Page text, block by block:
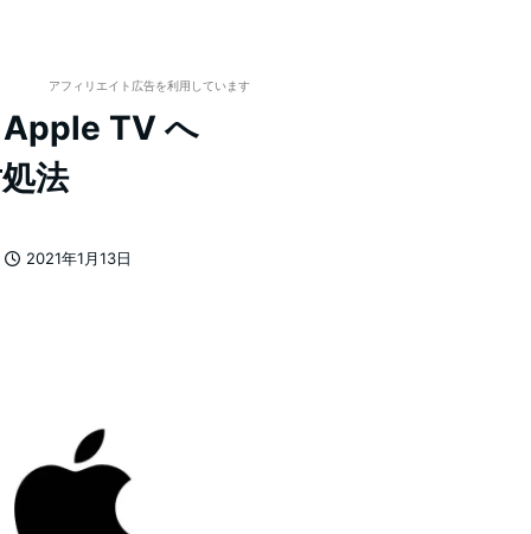
アフィリエイト広告を利用しています
TV へ
法
2021年1月13日